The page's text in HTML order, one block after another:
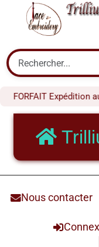
Expédition au
Nous contacter